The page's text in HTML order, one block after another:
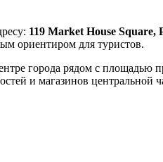
119 Market House
ориентиром для туристов.
города рядом с площадью
и магазинов центральной